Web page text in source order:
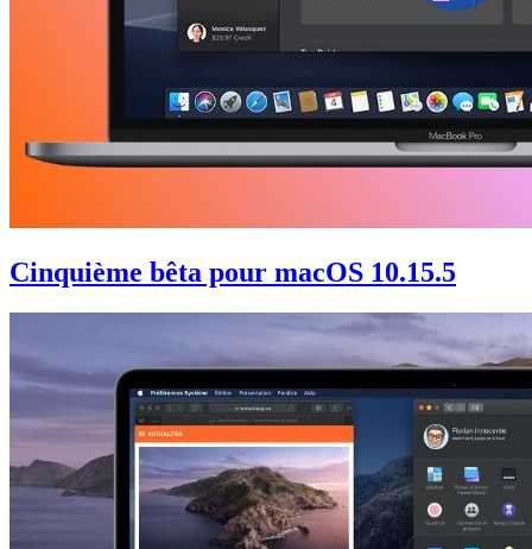
Cinquième bêta pour macOS 10.15.5